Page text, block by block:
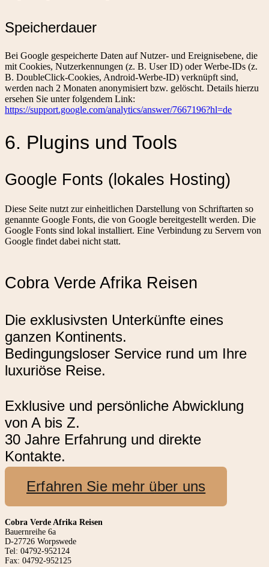
Speicherdauer
Bei Google gespeicherte Daten auf Nutzer- und Ereignisebene, die
mit Cookies, Nutzerkennungen (z. B. User ID) oder Werbe-IDs (z.
B. DoubleClick-Cookies, Android-Werbe-ID) verknüpft sind,
werden nach 2 Monaten anonymisiert bzw. gelöscht. Details hierzu
ersehen Sie unter folgendem Link:
https://support.google.com/analytics/answer/7667196?hl=de
6. Plugins und Tools
Google Fonts (lokales Hosting)
Diese Seite nutzt zur einheitlichen Darstellung von Schriftarten so
genannte Google Fonts, die von Google bereitgestellt werden. Die
Google Fonts sind lokal installiert. Eine Verbindung zu Servern von
Google findet dabei nicht statt.
Cobra Verde Afrika Reisen
Die exklusivsten Unterkünfte eines
ganzen Kontinents.
Bedingungsloser Service rund um Ihre
luxuriöse Reise.
Exklusive und persönliche Abwicklung
von A bis Z.
30 Jahre Erfahrung und direkte
Kontakte.
Erfahren Sie mehr über uns
Cobra Verde Afrika Reisen
Bauernreihe 6a
D-27726 Worpswede
Tel: 04792-952124
Fax: 04792-952125